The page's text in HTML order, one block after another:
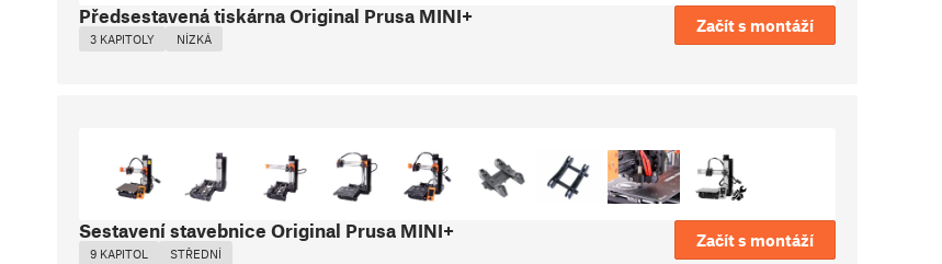
Předsestavená tiskárna Original Prusa MINI+
3 KAPITOLY NÍZKÁ
Začít s montáží
Sestavení stavebnice Original Prusa MINI+
9 KAPITOL STŘEDNÍ
Začít s montáží